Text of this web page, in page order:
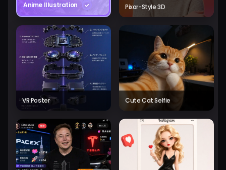
Anime Illustration Pixar-Style 3D
VR Poster Cute Cat Selfie